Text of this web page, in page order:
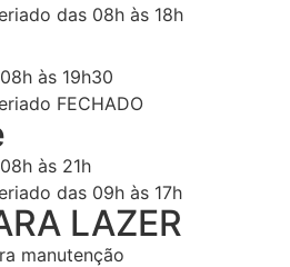
das 08h às 18h
às 19h30
FECHADO
às 21h
das 09h às 17h
LAZER
manutenção